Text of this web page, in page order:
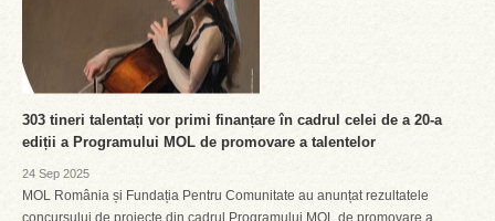
303 tineri talentați vor primi finanțare în cadrul celei de a 20-a
ediții a Programului MOL de promovare a talentelor
24 Sep 2025
MOL România și Fundația Pentru Comunitate au anunțat rezultatele
concursului de proiecte din cadrul Programului MOL de promovare a